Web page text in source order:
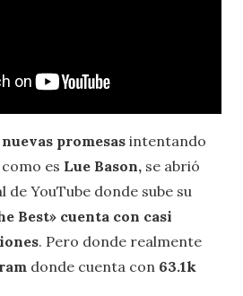
nuevas promesas intentando
es Lue Bason, se abrió
de YouTube donde sube su
Best» cuenta con casi
. Pero donde realmente
donde cuenta con 63.1k